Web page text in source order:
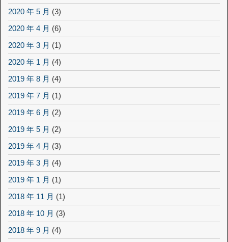
2020 年 5 月 (3)
2020 年 4 月 (6)
2020 年 3 月 (1)
2020 年 1 月 (4)
2019 年 8 月 (4)
2019 年 7 月 (1)
2019 年 6 月 (2)
2019 年 5 月 (2)
2019 年 4 月 (3)
2019 年 3 月 (4)
2019 年 1 月 (1)
2018 年 11 月 (1)
2018 年 10 月 (3)
2018 年 9 月 (4)